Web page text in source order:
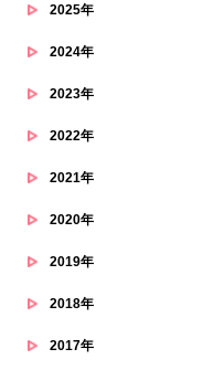
2025年
2024年
2023年
2022年
2021年
2020年
2019年
2018年
2017年